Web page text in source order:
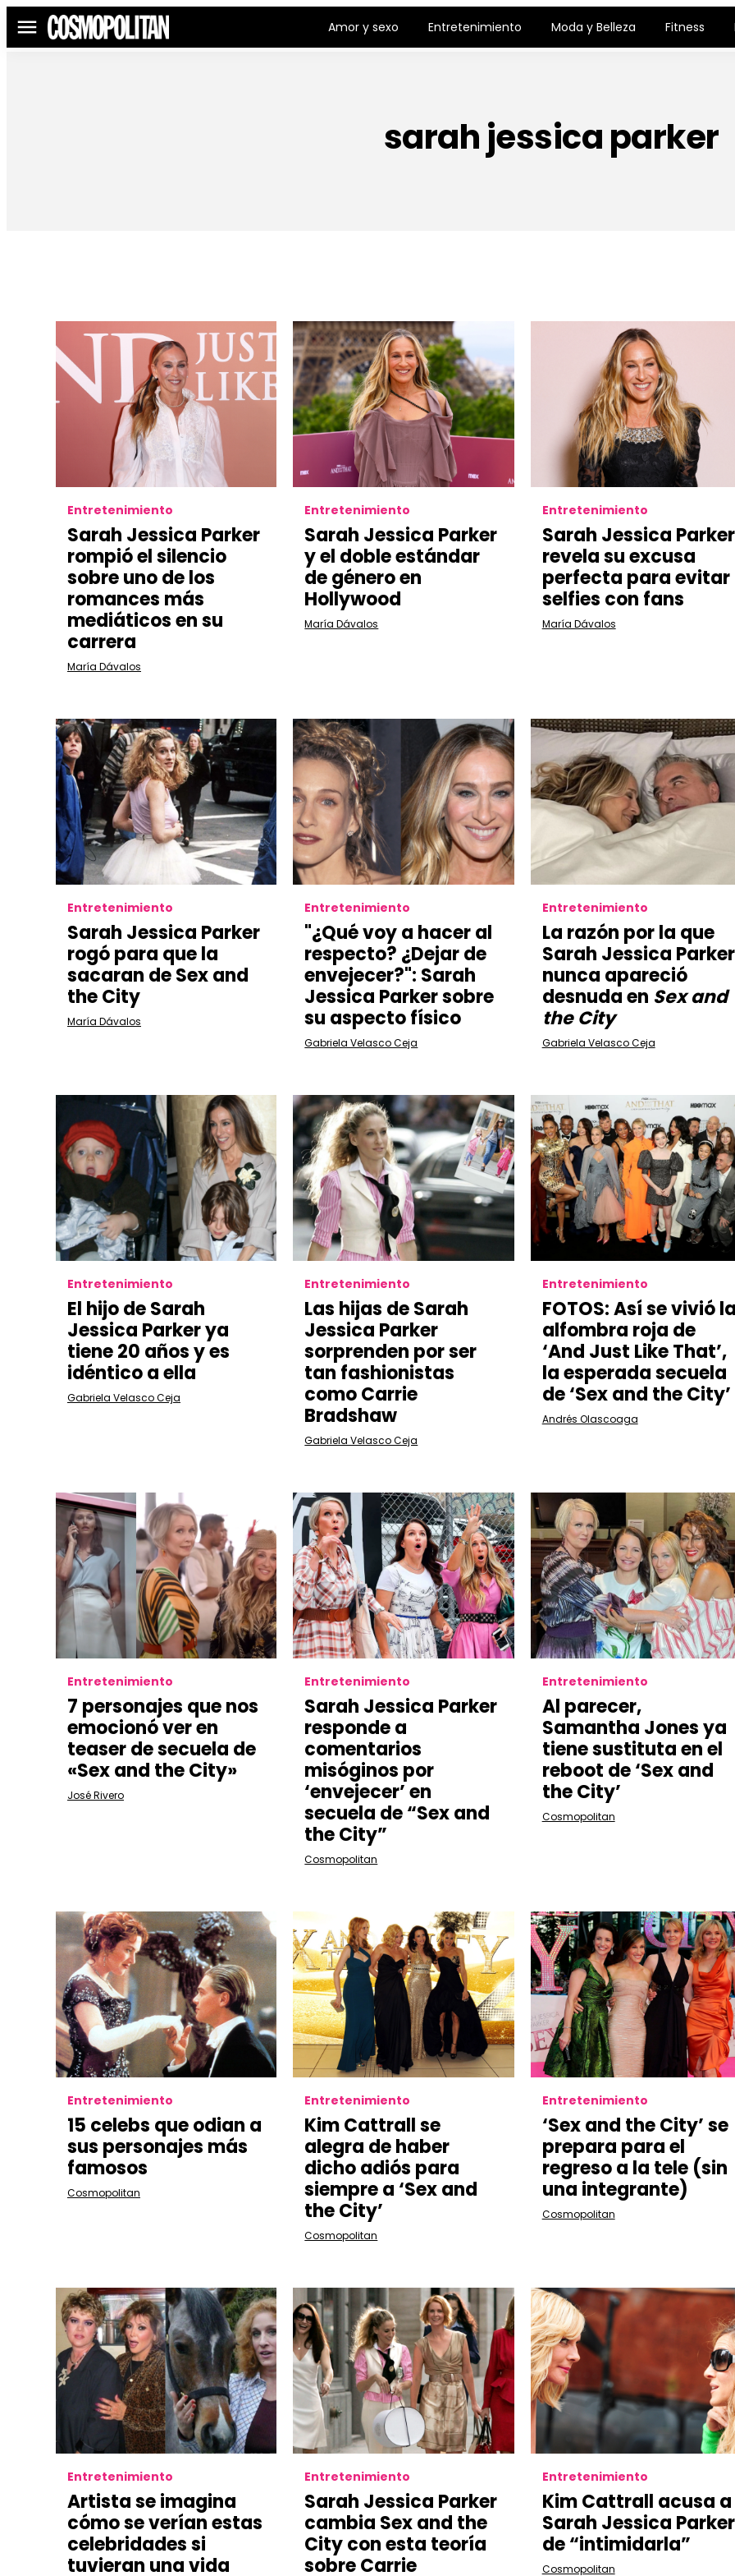
Menú Amor y sexo Entretenimiento Moda y Belleza Fitness
sarah jessica parker
Entretenimiento
Sarah Jessica Parker
rompió el silencio
sobre uno de los
romances más
mediáticos en su
carrera
María Dávalos
Entretenimiento
Sarah Jessica Parker
y el doble estándar
de género en
Hollywood
María Dávalos
Entretenimiento
Sarah Jessica Parker
revela su excusa
perfecta para evitar
selfies con fans
María Dávalos
Entretenimiento
Sarah Jessica Parker
rogó para que la
sacaran de Sex and
the City
María Dávalos
Entretenimiento
"¿Qué voy a hacer al
respecto? ¿Dejar de
envejecer?": Sarah
Jessica Parker sobre
su aspecto físico
Gabriela Velasco Ceja
Entretenimiento
La razón por la que
Sarah Jessica Parker
nunca apareció
desnuda en Sex and
the City
Gabriela Velasco Ceja
Entretenimiento
El hijo de Sarah
Jessica Parker ya
tiene 20 años y es
idéntico a ella
Gabriela Velasco Ceja
Entretenimiento
Las hijas de Sarah
Jessica Parker
sorprenden por ser
tan fashionistas
como Carrie
Bradshaw
Gabriela Velasco Ceja
Entretenimiento
FOTOS: Así se vivió
alfombra roja de
‘And Just Like That’,
la esperada secuela
de ‘Sex and the City’
Andrés Olascoaga
Entretenimiento
7 personajes que nos
emocionó ver en
teaser de secuela de
«Sex and the City»
José Rivero
Entretenimiento
Sarah Jessica Parker
responde a
comentarios
misóginos por
‘envejecer’ en
secuela de “Sex and
the City”
Cosmopolitan
Entretenimiento
Al parecer,
Samantha Jones ya
tiene sustituta en el
reboot de ‘Sex and
the City’
Cosmopolitan
Entretenimiento
15 celebs que odian a
sus personajes más
famosos
Cosmopolitan
Entretenimiento
Kim Cattrall se
alegra de haber
dicho adiós para
siempre a ‘Sex and
the City’
Cosmopolitan
Entretenimiento
‘Sex and the City’ se
prepara para el
regreso a la tele (sin
una integrante)
Cosmopolitan
Entretenimiento
Artista se imagina
cómo se verían estas
celebridades si
tuvieran una vida
Entretenimiento
Sarah Jessica Parker
cambia Sex and the
City con esta teoría
sobre Carrie
Entretenimiento
Kim Cattrall acusa a
Sarah Jessica Parker
de “intimidarla”
Cosmopolitan